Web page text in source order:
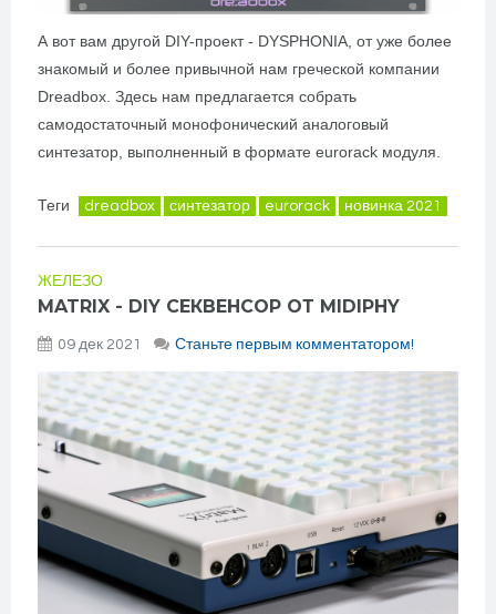
А вот вам другой DIY-проект - DYSPHONIA, от уже более
знакомый и более привычной нам греческой компании
Dreadbox. Здесь нам предлагается собрать
самодостаточный монофонический аналоговый
синтезатор, выполненный в формате eurorack модуля.
Теги dreadbox синтезатор eurorack новинка 2021
ЖЕЛЕЗО
MATRIX - DIY СЕКВЕНСОР ОТ MIDIPHY
09 дек 2021 Станьте первым комментатором!